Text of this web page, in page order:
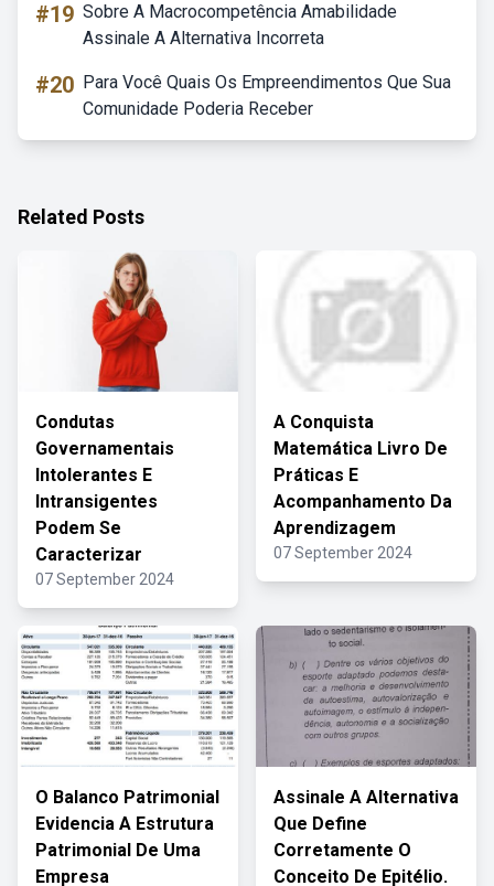
#19 Sobre A Macrocompetência Amabilidade
Assinale A Alternativa Incorreta
#20 Para Você Quais Os Empreendimentos Que Sua
Comunidade Poderia Receber
Related Posts
Condutas
Governamentais
Intolerantes E
Intransigentes
Podem Se
Caracterizar
07 September 2024
A Conquista
Matemática Livro De
Práticas E
Acompanhamento Da
Aprendizagem
07 September 2024
O Balanco Patrimonial
Evidencia A Estrutura
Patrimonial De Uma
Empresa
Assinale A Alternativa
Que Define
Corretamente O
Conceito De Epitélio.